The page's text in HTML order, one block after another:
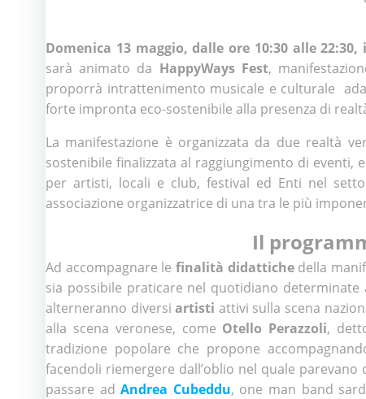
Domenica 13 maggio, dalle ore 10:30 alle
sarà animato da HappyWays Fest,
proporrà intrattenimento musicale e culturale
forte impronta eco-sostenibile alla presenza di
La manifestazione è organizzata da due realtà
sostenibile finalizzata al raggiungimento di eventi,
per artisti, locali e club, festival ed Enti nel
associazione organizzatrice di una tra le più
Il
Ad accompagnare le finalità didattichedella
sia possibile praticare nel quotidiano
alterneranno diversiartisti attivi sulla scena
alla scena veronese, come Otello Perazzoli,
tradizione popolare che propone
facendoli riemergere dall’oblio nel quale
passare adAndrea Cubeddu, one man band